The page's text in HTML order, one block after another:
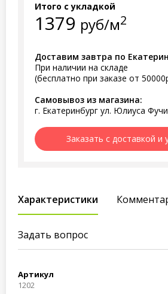
Итого с укладкой
1379 руб/м2
Доставим завтра по
При наличии на складе
(бесплатно при заказе от
Самовывоз из магазина:
г. Екатеринбург ул. Юлиуса
Заказать с доставкой и
Характеристики
Задать вопрос
Артикул
1202